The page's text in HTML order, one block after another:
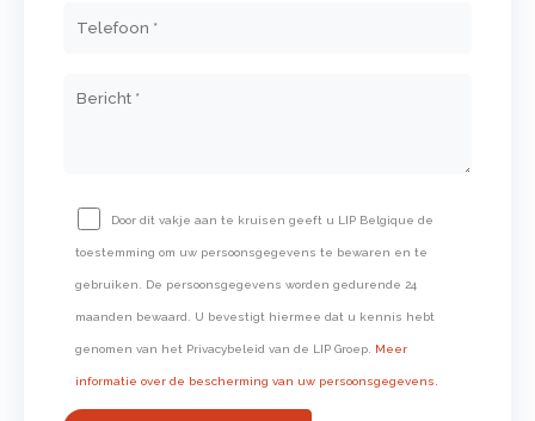
Door dit vakje aan te kruisen geeft u LIP Belgique de
toestemming om uw persoonsgegevens te bewaren en te
gebruiken. De persoonsgegevens worden gedurende 24
maanden bewaard. U bevestigt hiermee dat u kennis hebt
genomen van het Privacybeleid van de LIP Groep. Meer
informatie over de bescherming van uw persoonsgegevens.